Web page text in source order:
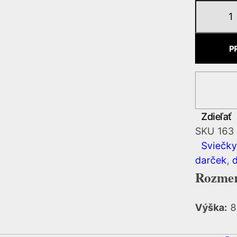
vianočná
163
Zdieľať
SKU 163
Sviečky
darček,
Výška: